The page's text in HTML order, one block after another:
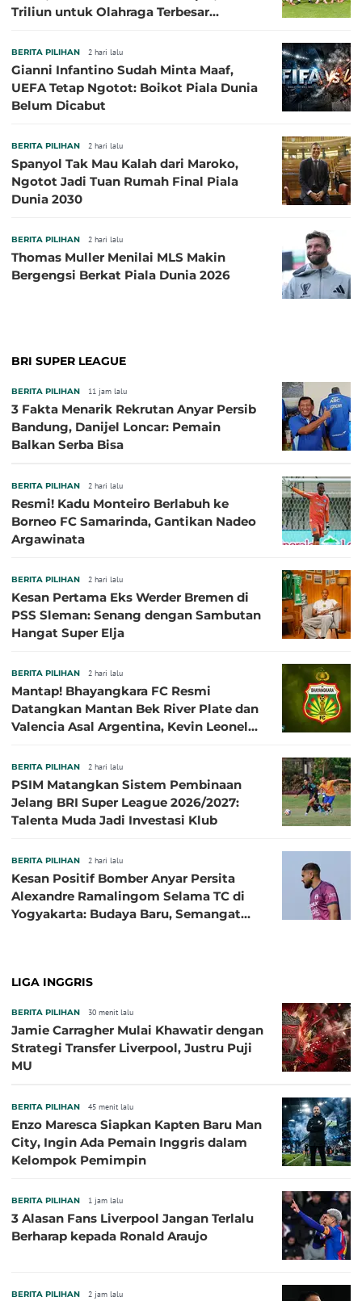
Triliun untuk Olahraga Terbesar
BERITA PILIHAN 2 hari lalu
Gianni Infantino Sudah Minta Maaf,
UEFA Tetap Ngotot: Boikot Piala Dunia
Belum Dicabut
BERITA PILIHAN 2 hari lalu
Spanyol Tak Mau Kalah dari Maroko,
Ngotot Jadi Tuan Rumah Final Piala
Dunia 2030
BERITA PILIHAN 2 hari lalu
Thomas Muller Menilai MLS Makin
Bergengsi Berkat Piala Dunia 2026
BRI SUPER LEAGUE
BERITA PILIHAN 11 jam lalu
3 Fakta Menarik Rekrutan Anyar Persib
Bandung, Danijel Loncar: Pemain
Balkan Serba Bisa
BERITA PILIHAN 2 hari lalu
Resmi! Kadu Monteiro Berlabuh ke
Borneo FC Samarinda, Gantikan Nadeo
Argawinata
BERITA PILIHAN 2 hari lalu
Kesan Pertama Eks Werder Bremen di
PSS Sleman: Senang dengan Sambutan
Hangat Super Elja
BERITA PILIHAN 2 hari lalu
Mantap! Bhayangkara FC Resmi
Datangkan Mantan Bek River Plate dan
Valencia Asal Argentina, Kevin Leonel
BERITA PILIHAN 2 hari lalu
PSIM Matangkan Sistem Pembinaan
Jelang BRI Super League 2026/2027:
Talenta Muda Jadi Investasi Klub
BERITA PILIHAN 2 hari lalu
Kesan Positif Bomber Anyar Persita
Alexandre Ramalingom Selama TC di
Yogyakarta: Budaya Baru, Semangat
LIGA INGGRIS
BERITA PILIHAN 30 menit lalu
Jamie Carragher Mulai Khawatir dengan
Strategi Transfer Liverpool, Justru Puji
MU
BERITA PILIHAN 45 menit lalu
Enzo Maresca Siapkan Kapten Baru Man
City, Ingin Ada Pemain Inggris dalam
Kelompok Pemimpin
BERITA PILIHAN 1 jam lalu
3 Alasan Fans Liverpool Jangan Terlalu
Berharap kepada Ronald Araujo
BERITA PILIHAN 2 jam lalu